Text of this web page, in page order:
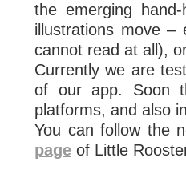
the emerging
illustrations move –
cannot read at all),
Currently we are
of our app. Soon
platforms, and also
You can follow the
page of Little